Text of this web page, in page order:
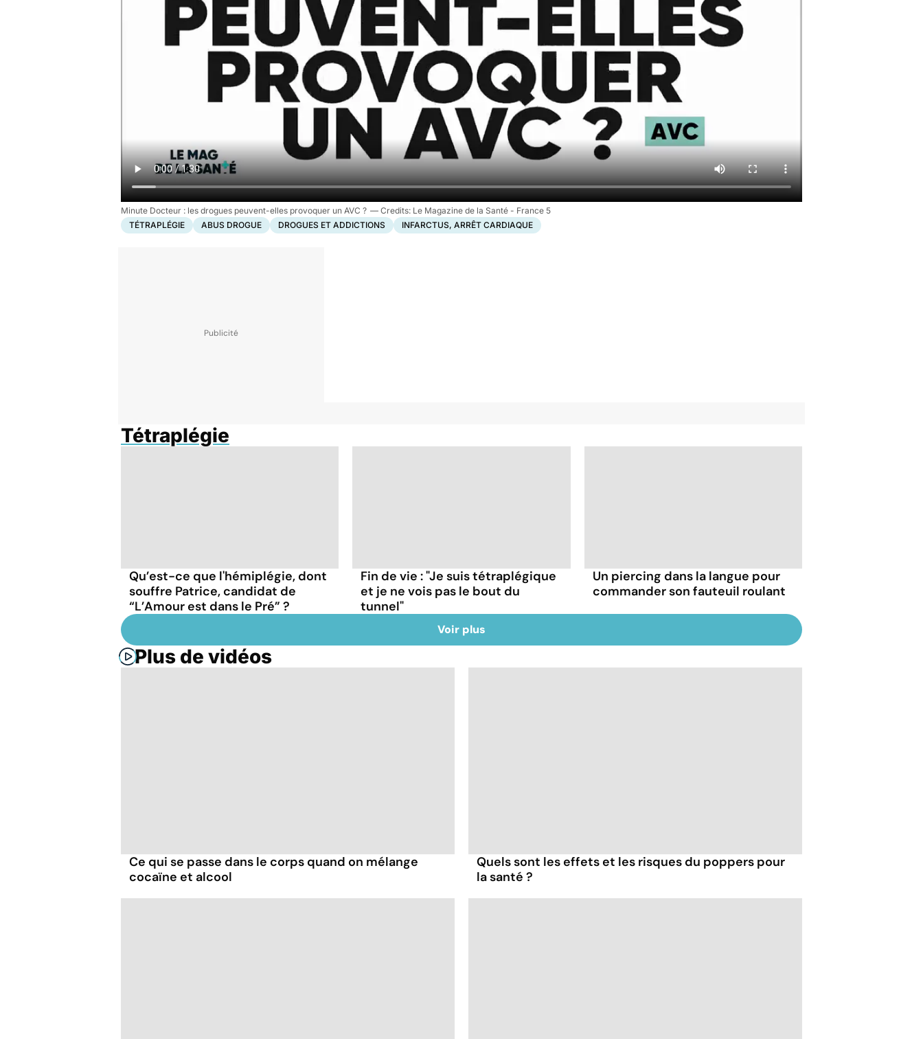
Minute Docteur : les drogues peuvent-elles provoquer un AVC ?
Le Magazine de la Santé - France 5
TÉTRAPLÉGIE
ABUS DROGUE DROGUES ET ADDICTIONS INFARCTUS, ARRÊT CARDIAQUE
Tétraplégie
Qu’est-ce que l'hémiplégie, dont
souffre Patrice, candidat de
“L’Amour est dans le Pré” ?
Fin de vie : "Je suis tétraplégique
et je ne vois pas le bout du
tunnel"
Un piercing dans la langue pour
commander son fauteuil roulant
Voir plus
Plus de vidéos
Ce qui se passe dans le corps quand on mélange
cocaïne et alcool
Quels sont les effets et les risques du poppers pour
la santé ?